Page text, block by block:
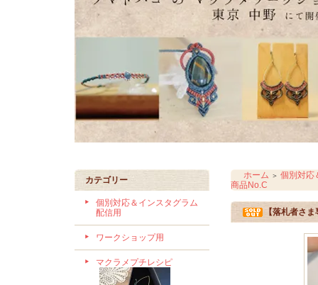
カテゴリー
個別対応＆インスタグラム
配信用
ワークショップ用
マクラメプチレシピ
ホーム ＞ 個別対応
商品No.C
【落札者さ